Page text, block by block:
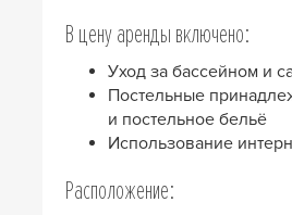
В цену аренды включено:
Уход за бассейном и
Постельные
и постельное бельё
Использование
Расположение: